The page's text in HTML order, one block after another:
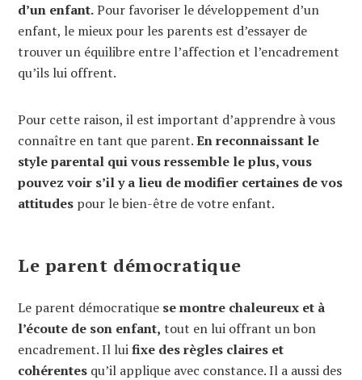
d’un enfant.Pour favoriser le développement d’un
enfant, le mieux pour les parents est d’essayer de
trouver un équilibre entre l’affection et l’encadrement
qu’ils lui offrent.
Pour cette raison, il est important d’apprendre à vous
connaître en tant que parent.En reconnaissant le
style parental qui vous ressemble le plus, vous
pouvez voir s’il y a lieu de modifier certaines de vos
attitudes pour le bien-être de votre enfant.
Le parent démocratique
Le parent démocratique se montre chaleureux et à
l’écoute de son enfant, tout en lui offrant un bon
encadrement. Il luifixe des règles claires et
cohérentes qu’il applique avec constance. Il a aussi des